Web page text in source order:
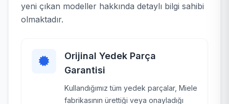
yeni çıkan modeller hakkında detaylı bilgi sahibi
olmaktadır.
Orijinal Yedek Parça
Garantisi
Kullandığımız tüm yedek parçalar, Miele
fabrikasının ürettiği veya onayladığı